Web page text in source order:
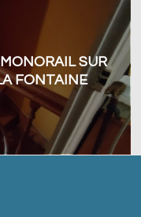
SUR
FONTAINE